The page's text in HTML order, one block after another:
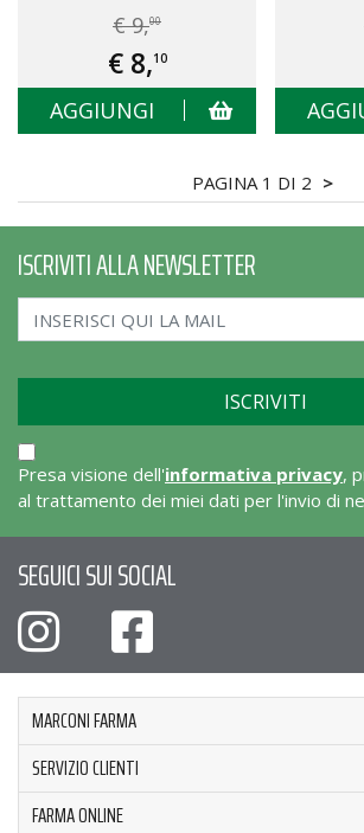
€ 9,00
€ 8,10
AGGIUNGI
PAGINA 1 DI 2 >
ISCRIVITI ALLA NEWSLETTER
Presa visione dell'informativa privacy,
al trattamento dei miei dati per l'invio di
SEGUICI SUI SOCIAL
MARCONI FARMA
SERVIZIO CLIENTI
FARMA ONLINE